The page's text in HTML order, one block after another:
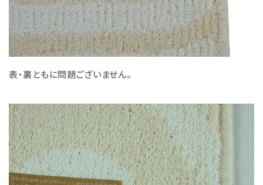
表・裏ともに問題ございません。